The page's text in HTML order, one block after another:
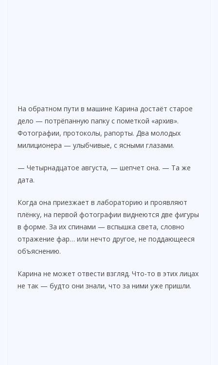
На обратном пути в машине Карина достаёт старое
дело — потрёпанную папку с пометкой «архив».
Фотографии, протоколы, рапорты. Два молодых
милиционера — улыбчивые, с ясными глазами.
— Четырнадцатое августа, — шепчет она. — Та же
дата.
Когда она приезжает в лабораторию и проявляют
плёнку, на первой фотографии виднеются две фигуры
в форме. За их спинами — вспышка света, словно
отражение фар… или нечто другое, не поддающееся
объяснению.
Карина не может отвести взгляд. Что-то в этих лицах
не так — будто они знали, что за ними уже пришли.